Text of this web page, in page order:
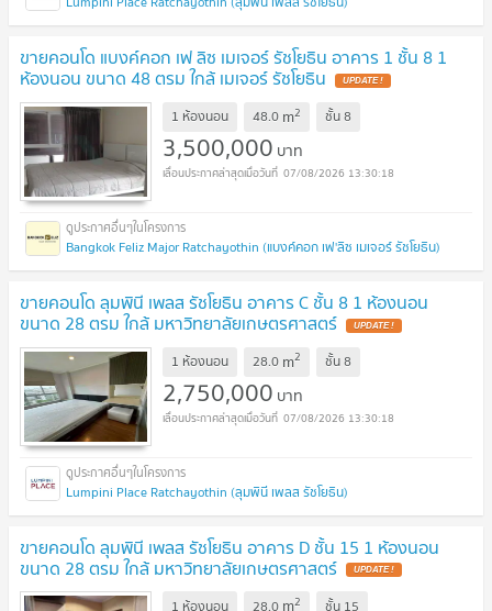
ขายคอนโด แบงค์คอก เฟ ลิซ เมเจอร์ รัชโยธิน อาคาร 1 ชั้น 8 1
ห้องนอน ขนาด 48 ตรม ใกล้ เมเจอร์ รัชโยธิน UPDATE !
1 ห้องนอน 48.0 m2 ชั้น8
3,500,000 บาท
07/08/2026 13:30:18
Bangkok Feliz Major Ratchayothin (แบงค์คอก เฟ'ลิซ เมเจอร์ รัชโยธิน)
ขายคอนโด ลุมพินี เพลส รัชโยธิน อาคาร C ชั้น 8 1 ห้องนอน
ขนาด 28 ตรม ใกล้ มหาวิทยาลัยเกษตรศาสตร์ UPDATE !
1 ห้องนอน 28.0 m2 ชั้น8
2,750,000 บาท
07/08/2026 13:30:18
Lumpini Place Ratchayothin (ลุมพินี เพลส รัชโยธิน)
ขายคอนโด ลุมพินี เพลส รัชโยธิน อาคาร D ชั้น 15 1 ห้องนอน
ขนาด 28 ตรม ใกล้ มหาวิทยาลัยเกษตรศาสตร์ UPDATE !
1 ห้องนอน 28.0 m2 ชั้น 15